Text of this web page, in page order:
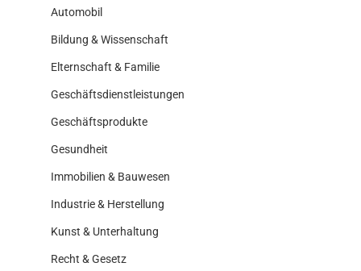
Automobil
Bildung & Wissenschaft
Elternschaft & Familie
Geschäftsdienstleistungen
Geschäftsprodukte
Gesundheit
Immobilien & Bauwesen
Industrie & Herstellung
Kunst & Unterhaltung
Recht & Gesetz